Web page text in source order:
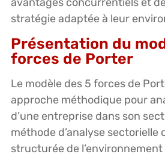
stratégie adaptée à leur
Présentation du
forces de Porter
Le modèle des 5 forces de
approche méthodique pour
d’une entreprise dans son
méthode d’analyse sectorielle
structurée de